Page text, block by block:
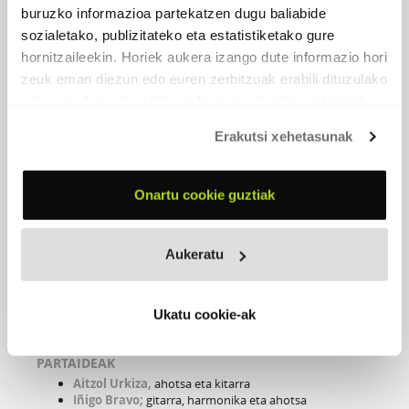
buruzko informazioa partekatzen dugu baliabide
sozialetako, publizitateko eta estatistiketako gure
hornitzaileekin. Horiek aukera izango dute informazio hori
zeuk eman diezun edo euren zerbitzuak erabili dituzulako
Erakutsi xehetasunak
Onartu cookie guztiak
Aukeratu
Ukatu cookie-ak
MAGALEAN (SG-DG)
2023 - Egilea editore
PARTAIDEAK
Aitzol Urkiza, ahotsa eta kitarra
Iñigo Bravo; gitarra, harmonika eta ahotsa